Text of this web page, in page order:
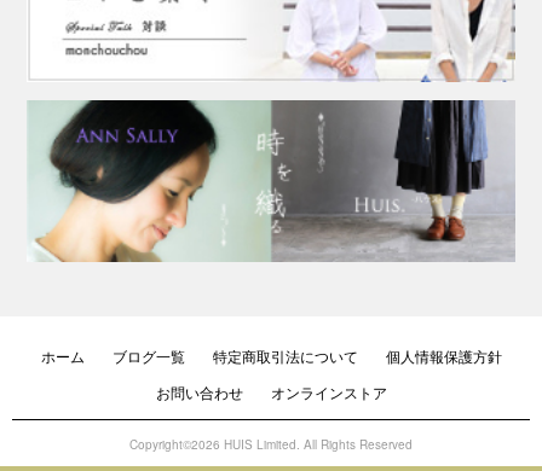
ホーム ブログ一覧 特定商取引法について
個人情報保護方針
お問い合わせ
オンラインストア
Copyright©2026 HUIS Limited. All Rights Reserved